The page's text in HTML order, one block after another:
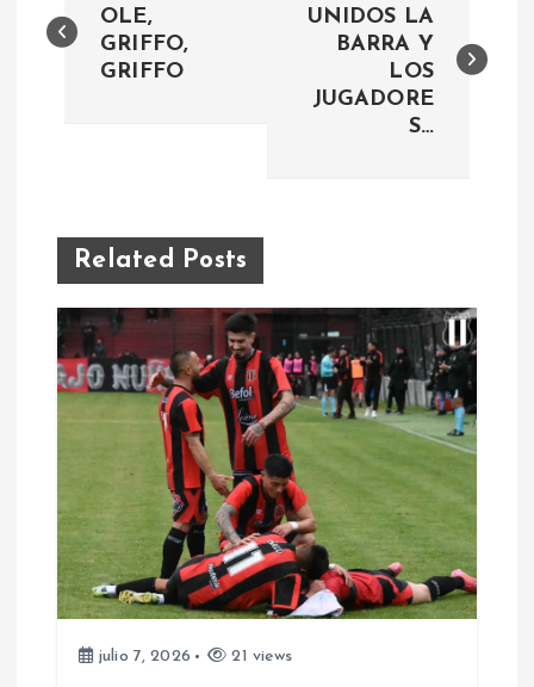
a
c
ó
d
e
OLE,
GRIFFO,
GRIFFO
UNIDOS LA
BARRA Y
LOS
JUGADORE
S…
Related Posts
julio 7, 2026 21 views